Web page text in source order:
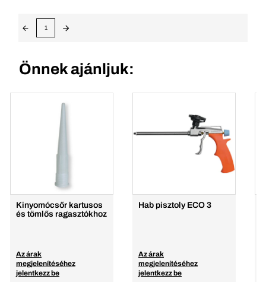
1
Önnek ajánljuk:
Kinyomócsőr kartusos
és tömlős ragasztókhoz
Az árak
megjelenítéséhez
jelentkezz be
Hab pisztoly ECO 3
Az árak
megjelenítéséhez
jelentkezz be